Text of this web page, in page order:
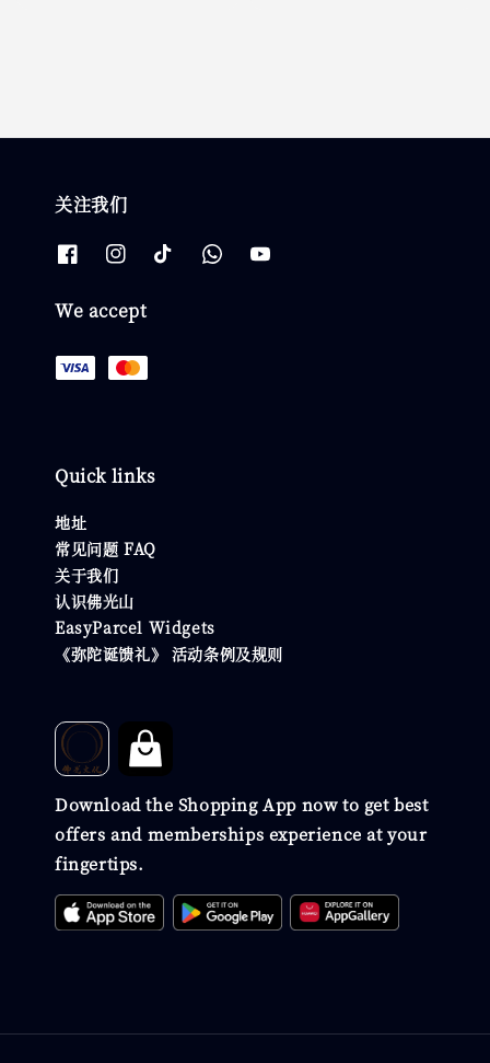
关注我们
We accept
Quick links
地址
常见问题 FAQ
关于我们
认识佛光山
EasyParcel Widgets
《弥陀诞馈礼》 活动条例及规则
Download the Shopping App now to get best
offers and memberships experience at your
fingertips.